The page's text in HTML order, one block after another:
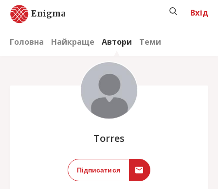
Enigma
Головна Найкраще Автори Теми
Вхід
Torres
Підписатися